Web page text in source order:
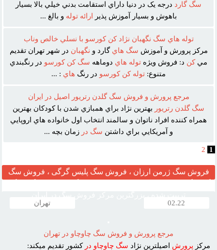
سگ گارد درجه يک در دنيا داراي استقامت بدني خيلي بالا بسيار
باهوش و بسيار آموزش پذير
ارائه توله و بالغ ...
توله هاي سگ نگهبان نژاد کن کورسو با نسلي خالص وناب
مرکز پرورش و آموزش سگ هاي گارد و نگهبان در شهر تهران تقديم
ميکن د: فروش ويژه توله هاي دوماهه سگ کن کورسو در رنگبندي
متنوع: توله کن کورسو در رنگ هاي : ...
مرجع پرورش و فروش سگ گلدن رتريور اصيل در ايران
سگ گلدن رتريور بهترين نژاد براي همبازي شدن با کودکان بهترين
همراه کننده افراد ناتوان و سالمند انتخاب اول خانواده هاي اروپايي
و آمريکايي براي داشتن سگ در زمان بچه ...
2
فروش سگ ژرمن ارزان ، فروش سگ پلیس گرگی ، فروش سگ
02.22 تهران
مرجع پرورش و فروش سگ چاوچاو در تهران
مرکز پرورش اصيلترين نژاد سگ چاوچاو در کشور تقديم ميکند: